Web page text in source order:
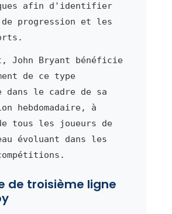
afin d'identifier
progression et les
John Bryant bénéficie
de ce type
dans le cadre de sa
hebdomadaire, à
tous les joueurs de
évoluant dans les
de troisième ligne